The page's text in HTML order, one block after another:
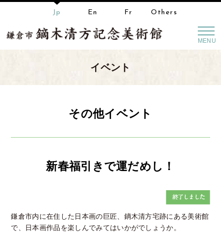
Jp En Fr Others
MENU
イベント
その他イベント
新春福引きで運だめし！
鎌倉市内に在住した日本画の巨匠、鏑木清方宅跡にある美術館
で、日本画作品を楽しんでみてはいかがでしょうか。